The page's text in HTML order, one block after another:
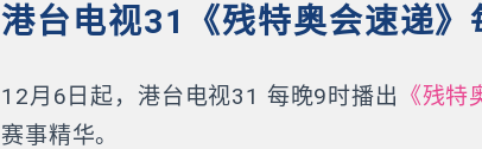
港台电视31《残特奥会速递》
12月6日起，港台电视31 每晚9时播出 《残特
赛事精华。